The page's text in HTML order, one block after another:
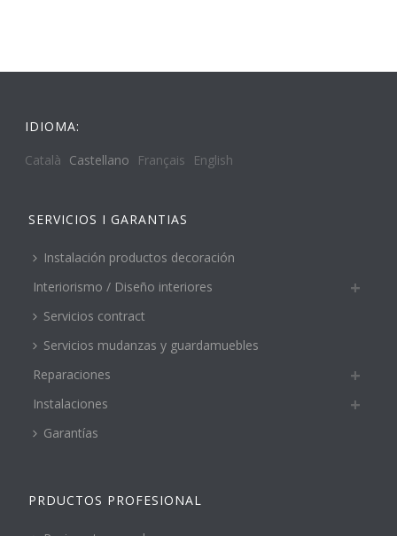
IDIOMA:
Català Castellano Français English
SERVICIOS I GARANTIAS
Instalación productos decoración
Interiorismo / Diseño interiores
Servicios contract
Servicios mudanzas y guardamuebles
Reparaciones
Instalaciones
Garantías
PRDUCTOS PROFESIONAL